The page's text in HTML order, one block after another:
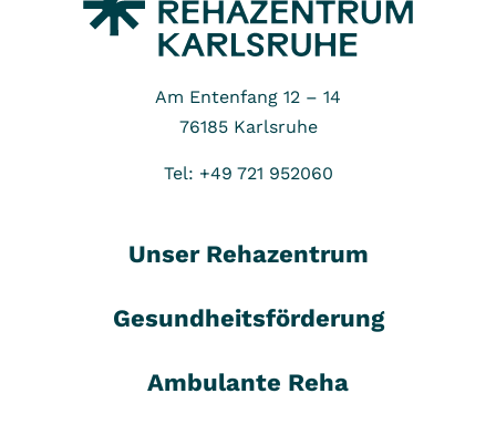
Am Entenfang 12 – 14
76185 Karlsruhe
Tel: +49 721 952060
Unser Rehazentrum
Gesundheitsförderung
Ambulante Reha